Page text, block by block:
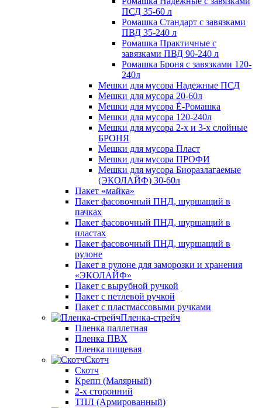
ПСД 35-60 л
Ромашка Стандарт с завязками
ПВД 35-240 л
Ромашка Практичные с
завязками ПВД 90-240 л
Ромашка Броня с завязками 120-
240л
Мешки для мусора Надежные ПСД
Мешки для мусора 20-60л
Мешки для мусора Ё-Ромашка
Мешки для мусора 120-240л
Мешки для мусора 2-х и 3-х слойные
БРОНЯ
Мешки для мусора Пласт
Мешки для мусора ПРОФИ
Мешки для мусора Биоразлагаемые
(ЭКОЛАЙФ) 30-60л
Пакет «майка»
Пакет фасовочный ПНД, шуршащий в
пачках
Пакет фасовочный ПНД, шуршащий в
пластах
Пакет фасовочный ПНД, шуршащий в
рулоне
Пакет в рулоне для заморозки и хранения
«ЭКОЛАЙФ»
Пакет с вырубной ручкой
Пакет с петлевой ручкой
Пакет с пластмассовыми ручками
Пленка-стрейч
Пленка паллетная
Пленка ПВХ
Пленка пищевая
Скотч
Скотч
Крепп (Малярный)
2-х сторонний
ТПЛ (Армированный)